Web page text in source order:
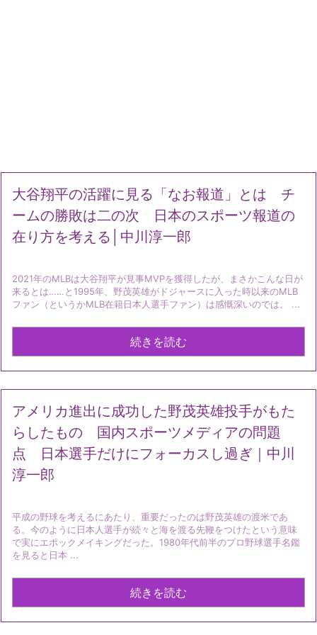
大谷翔平の活躍に見る「なお報道」とは チ
ームの勝敗は二の次 日本のスポーツ報道の
在り方を考える│中川淳一郎
2021年のMLBは大谷翔平が見事MVPを獲得したが、まさかこんな日が
来るとは……と1995年、野茂英雄がドジャースに入った時以来のMLB
ファン（というかMLB在籍日本人選手ファン）は感慨深いのでは。 ...
続きを読む
アメリカ進出に成功した野茂英雄投手がもた
らしたもの 国内スポーツメディアの問題
点 日本選手だけにフォーカスし過ぎ｜中川
淳一郎
平成の野球を考えるにあたり、重要だったのは野茂英雄の渡米であ
る。今のように日本人選手が続々と海を渡る先鞭をつけたという意味
で実にエポックメイキングだった。1980年代前半のプロ野球選手名鑑
を見ると日本 ...
続きを読む